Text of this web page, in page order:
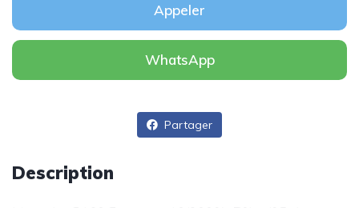
Appeler
WhatsApp
Partager
Description